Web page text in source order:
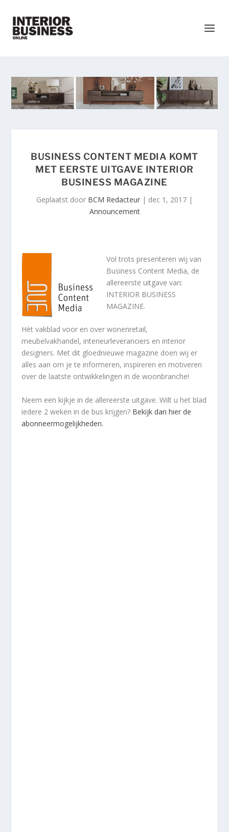
BUSINESS CONTENT MEDIA KOMT
MET EERSTE UITGAVE INTERIOR
BUSINESS MAGAZINE
Geplaatst door BCM Redacteur | dec 1, 2017 |
Announcement
Vol trots presenteren wij van
Business Content Media, de
allereerste uitgave van:
INTERIOR BUSINESS
MAGAZINE.
Hèt vakblad voor en over wonenretail,
meubelvakhandel, interieurleveranciers en interior
designers. Met dit gloednieuwe magazine doen wij er
alles aan om je te informeren, inspireren en motiveren
over de laatste ontwikkelingen in de woonbranche!
Neem een kijkje in de allereerste uitgave. Wilt u het blad
iedere 2 weken in de bus krijgen? Bekijk dan hier de
abonneermogelijkheden.